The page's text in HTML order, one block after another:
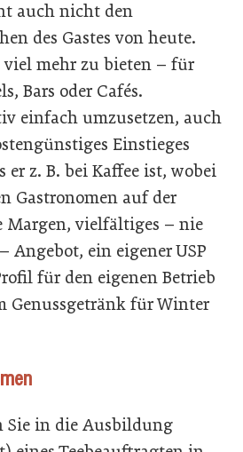
auch nicht den
des Gastes von heute.
mehr zu bieten – für
Bars oder Cafés.
einfach umzusetzen, auch
Einstieges
z. B. bei Kaffee ist, wobei
Gastronomen auf der
Margen, vielfältiges – nie
Angebot, ein eigener USP
für den eigenen Betrieb
Genussgetränk für Winter
Sie in die Ausbildung